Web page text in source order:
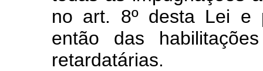
no art. 8º desta Lei e
então das
retardatárias.